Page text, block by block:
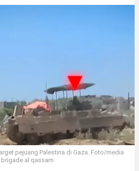
pejuang Palestina di Gaza. Foto/media
brigade al qassam